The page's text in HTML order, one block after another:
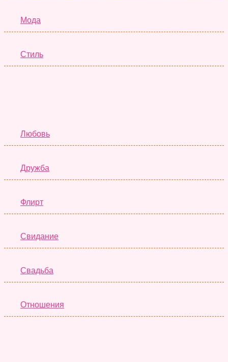
Мода
Стиль
Любовь
Дружба
Флирт
Свидание
Свадьба
Отношения